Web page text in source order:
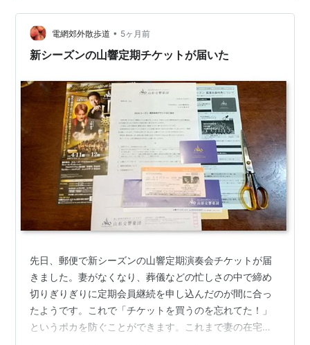
ージ上の楽器配置がなんだかぎっしりという感じ。ざっ
と数えてみたら、第1…
電網郊外散歩道 • 5ヶ月前
新シーズンの山響定期チケットが届いた
先日、郵便で新シーズンの山響定期演奏会チケットが届
きました。妻がなくなり、葬儀などの忙しさの中で締め
切りぎりぎりに定期会員継続を申し込んだのが間に合っ
たようです。これで「チケットを買うのを忘れてた！」
というポカを防ぐことができます。これまで妻の在宅介